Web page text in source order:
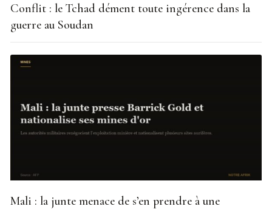
Conflit : le Tchad dément toute ingérence dans la
guerre au Soudan
Mali : la junte menace de s’en prendre à une